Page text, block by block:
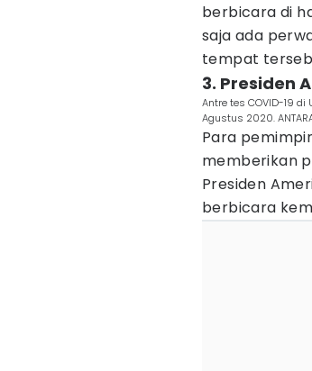
berbicara di
saja ada
tempat
3. Presiden
Antre tes COVID-19 di
Agustus 2020.
Para
memberikan
Presiden
berbicara